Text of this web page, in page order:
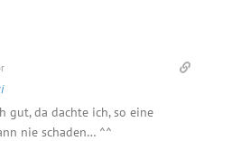
gut, da dachte ich, so eine
nie schaden… ^^